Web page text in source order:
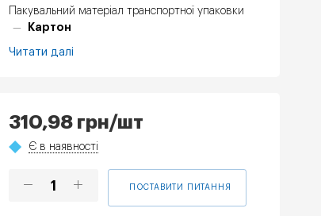
Пакувальний матеріал транспортної упаковки
— Картон
Читати далі
310,98 грн/шт
Є в наявності
ПОСТАВИТИ ПИТАННЯ